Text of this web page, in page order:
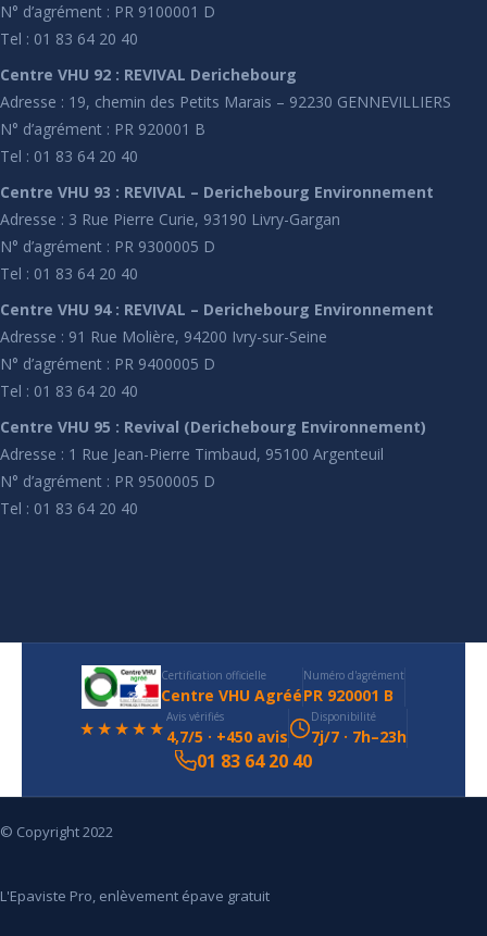
N° d’agrément : PR 9100001 D
Tel : 01 83 64 20 40
Centre VHU 92 : REVIVAL Derichebourg
Adresse : 19, chemin des Petits Marais – 92230 GENNEVILLIERS
N° d’agrément : PR 920001 B
Tel : 01 83 64 20 40
Centre VHU 93 : REVIVAL – Derichebourg Environnement
Adresse : 3 Rue Pierre Curie, 93190 Livry-Gargan
N° d’agrément : PR 9300005 D
Tel : 01 83 64 20 40
Centre VHU 94 : REVIVAL – Derichebourg Environnement
Adresse : 91 Rue Molière, 94200 Ivry-sur-Seine
N° d’agrément : PR 9400005 D
Tel : 01 83 64 20 40
Centre VHU 95 : Revival (Derichebourg Environnement)
Adresse : 1 Rue Jean-Pierre Timbaud, 95100 Argenteuil
N° d’agrément : PR 9500005 D
Tel : 01 83 64 20 40
Certification officielle
Centre VHU Agréé
Numéro d'agrément
PR 920001 B
★★★★★ Avis vérifiés
4,7/5 · +450 avis
Disponibilité
7j/7 · 7h–23h
01 83 64 20 40
© Copyright 2022
L'Epaviste Pro, enlèvement épave gratuit